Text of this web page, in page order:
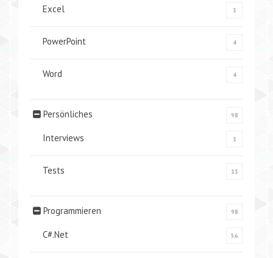
Excel 1
PowerPoint 4
Word 4
Persönliches 98
Interviews 1
Tests 11
Programmieren 98
C#.Net 56